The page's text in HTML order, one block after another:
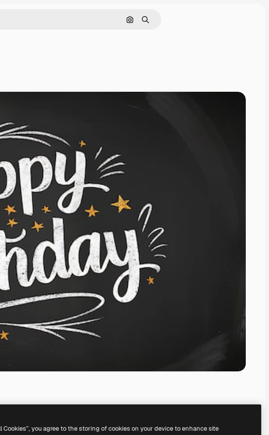
Pesquisar por imagem
Buscar
Cookies”, you agree to the storing of cookies on your device to enhance site